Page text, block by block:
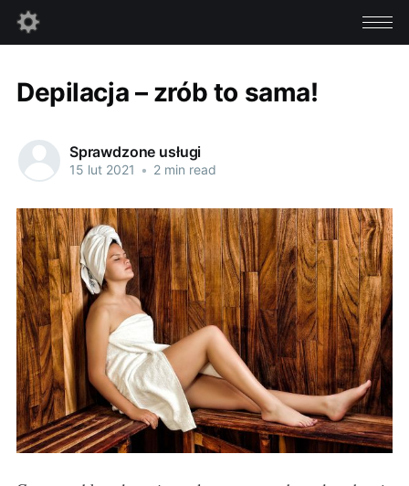
Depilacja – zrób to sama!
Sprawdzone usługi
15 lut 2021 • 2 min read